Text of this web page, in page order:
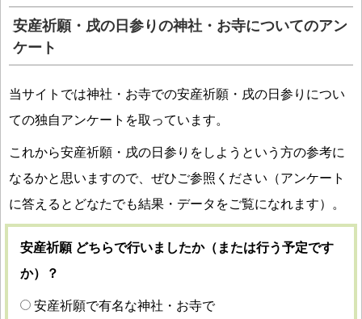
安産祈願・戌の日参りの神社・お寺についてのアン
ケート
当サイトでは神社・お寺での安産祈願・戌の日参りについ
ての独自アンケートを取っています。
これから安産祈願・戌の日参りをしようという方の参考に
なるかと思いますので、ぜひご参照ください（アンケート
に答えるとどなたでも結果・データをご覧になれます）。
安産祈願 どちらで行いましたか（または行う予定です
か）？
安産祈願で有名な神社・お寺で